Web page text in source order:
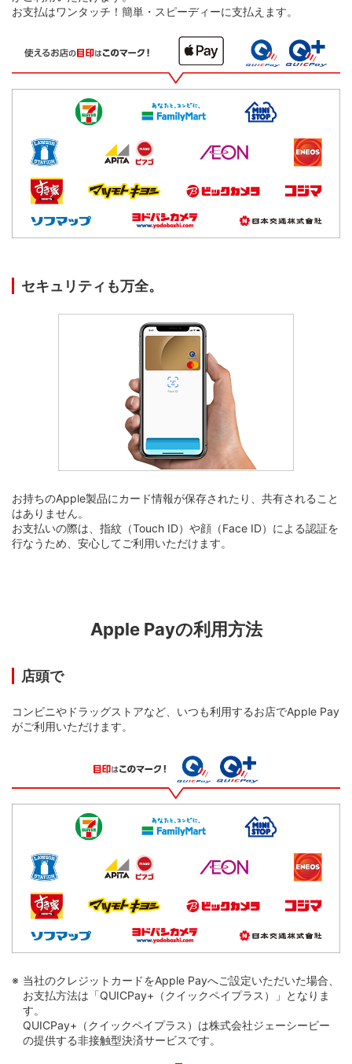
お支払はワンタッチ！簡単・スピーディーに支払えます。
セキュリティも万全。
お持ちのApple製品にカード情報が保存されたり、共有されること
はありません。
お支払いの際は、指紋（Touch ID）や顔（Face ID）による認証を
行なうため、安心してご利用いただけます。
Apple Payの利用方法
店頭で
コンビニやドラッグストアなど、いつも利用するお店でApple Pay
がご利用いただけます。
当社のクレジットカードをApple Payへご設定いただいた場合、
お支払方法は「QUICPay+（クイックペイプラス）」となりま
す。
QUICPay+（クイックペイプラス）は株式会社ジェーシービー
の提供する非接触型決済サービスです。